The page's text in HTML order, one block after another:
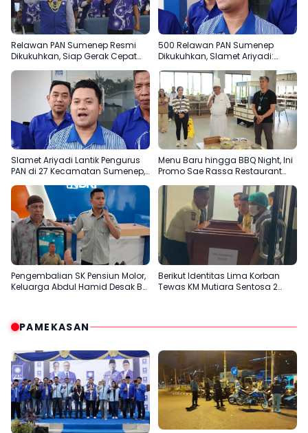
Relawan PAN Sumenep Resmi
Dikukuhkan, Siap Gerak Cepat
500 Relawan PAN Sumenep
Dikukuhkan, Slamet Ariyadi:
Slamet Ariyadi Lantik Pengurus
PAN di 27 Kecamatan Sumenep,
Menu Baru hingga BBQ Night, Ini
Promo Sae Rassa Restaurant
Pengembalian SK Pensiun Molor,
Keluarga Abdul Hamid Desak BRI
Berikut Identitas Lima Korban
Tewas KM Mutiara Sentosa 2
PAMEKASAN